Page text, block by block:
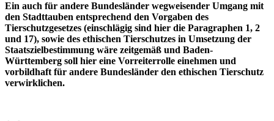
Ein auch für andere Bundesländer wegweisender Umgang mit
den Stadttauben entsprechend den Vorgaben des
Tierschutzgesetzes (einschlägig sind hier die Paragraphen 1, 2
und 17), sowie des ethischen Tierschutzes in Umsetzung der
Staatszielbestimmung wäre zeitgemäß und Baden-
Württemberg soll hier eine Vorreiterrolle einehmen und
vorbildhaft für andere Bundesländer den ethischen Tierschutz
verwirklichen.